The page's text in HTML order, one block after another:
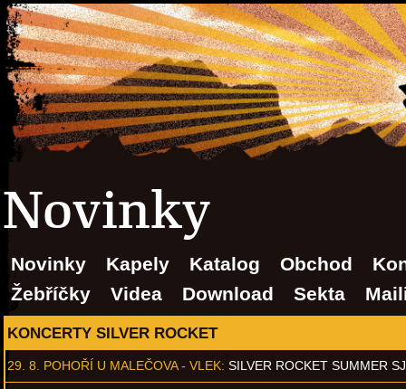
Novinky
Novinky Kapely Katalog Obchod
Žebříčky
Videa Download Sekta
KONCERTY SILVER ROCKET
29. 8. POHOŘÍ U MALEČOVA - VLEK: SILVER ROCKET SUMMER